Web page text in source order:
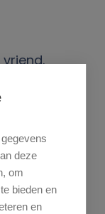
deze
om
bieden en
en